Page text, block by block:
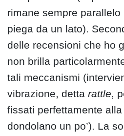
rimane sempre
piega da un lato).
delle recensioni che ho
non brilla
tali meccanismi
vibrazione, detta rattle,
fissati perfettamente
dondolano un po’). La